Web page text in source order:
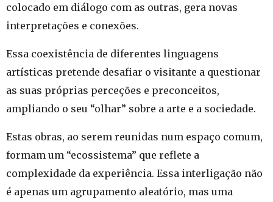
colocado em diálogo com as outras, gera novas
interpretações e conexões.
Essa coexistência de diferentes linguagens
artísticas pretende desafiar o visitante a questionar
as suas próprias perceções e preconceitos,
ampliando o seu “olhar” sobre a arte e a sociedade.
Estas obras, ao serem reunidas num espaço comum,
formam um “ecossistema” que reflete a
complexidade da experiência. Essa interligação não
é apenas um agrupamento aleatório, mas uma